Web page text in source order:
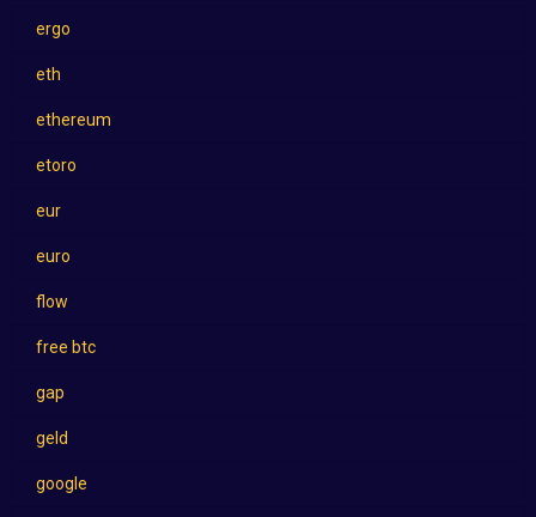
ergo
eth
ethereum
etoro
eur
euro
flow
free btc
gap
geld
google